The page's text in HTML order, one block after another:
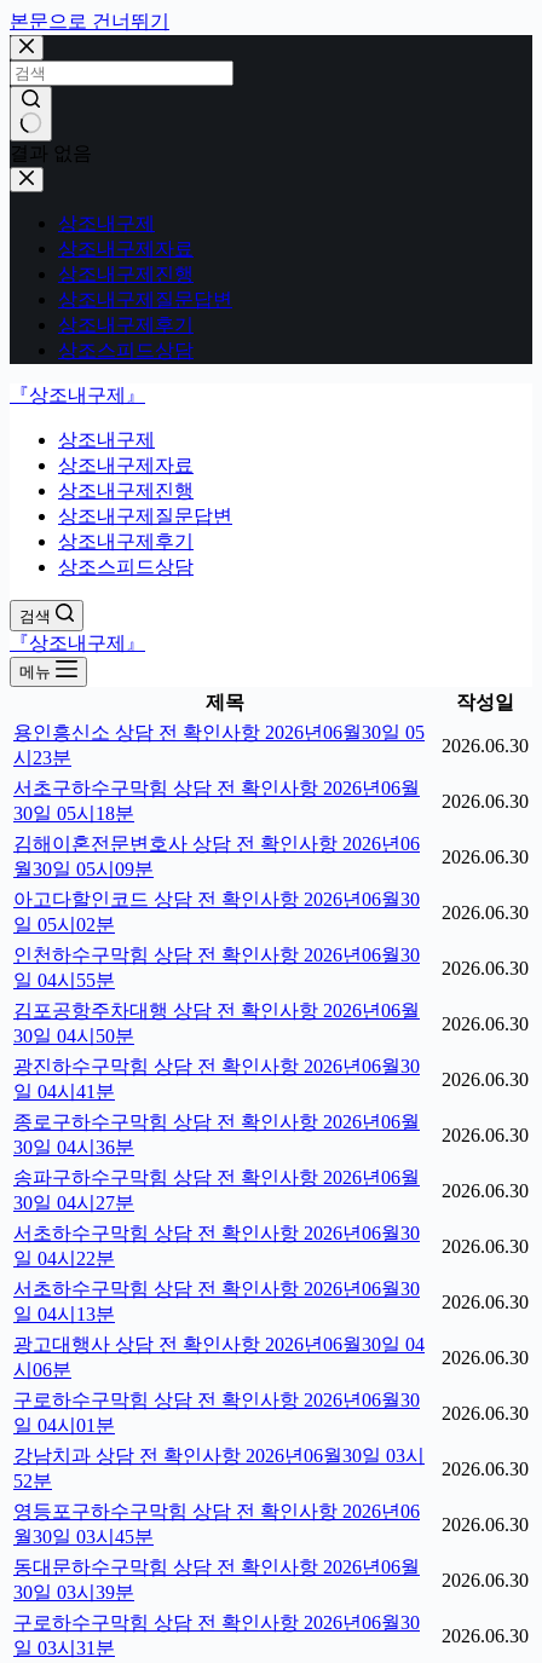
본문으로 건너뛰기
결과 없음
상조내구제
상조내구제자료
상조내구제진행
상조내구제질문답변
상조내구제후기
상조스피드상담
『상조내구제』
상조내구제
상조내구제자료
상조내구제진행
상조내구제질문답변
상조내구제후기
상조스피드상담
검색
『상조내구제』
메뉴
제목
작성일
용인흥신소 상담 전 확인사항 2026년06월30일 05
시23분
2026.06.30
서초구하수구막힘 상담 전 확인사항 2026년06월
30일 05시18분
2026.06.30
김해이혼전문변호사 상담 전 확인사항 2026년06
월30일 05시09분
2026.06.30
아고다할인코드 상담 전 확인사항 2026년06월30
일 05시02분
2026.06.30
인천하수구막힘 상담 전 확인사항 2026년06월30
일 04시55분
2026.06.30
김포공항주차대행 상담 전 확인사항 2026년06월
30일 04시50분
2026.06.30
광진하수구막힘 상담 전 확인사항 2026년06월30
일 04시41분
2026.06.30
종로구하수구막힘 상담 전 확인사항 2026년06월
30일 04시36분
2026.06.30
송파구하수구막힘 상담 전 확인사항 2026년06월
30일 04시27분
2026.06.30
서초하수구막힘 상담 전 확인사항 2026년06월30
일 04시22분
2026.06.30
서초하수구막힘 상담 전 확인사항 2026년06월30
일 04시13분
2026.06.30
광고대행사 상담 전 확인사항 2026년06월30일 04
시06분
2026.06.30
구로하수구막힘 상담 전 확인사항 2026년06월30
일 04시01분
2026.06.30
강남치과 상담 전 확인사항 2026년06월30일 03시
52분
2026.06.30
영등포구하수구막힘 상담 전 확인사항 2026년06
월30일 03시45분
2026.06.30
동대문하수구막힘 상담 전 확인사항 2026년06월
30일 03시39분
2026.06.30
구로하수구막힘 상담 전 확인사항 2026년06월30
일 03시31분
2026.06.30